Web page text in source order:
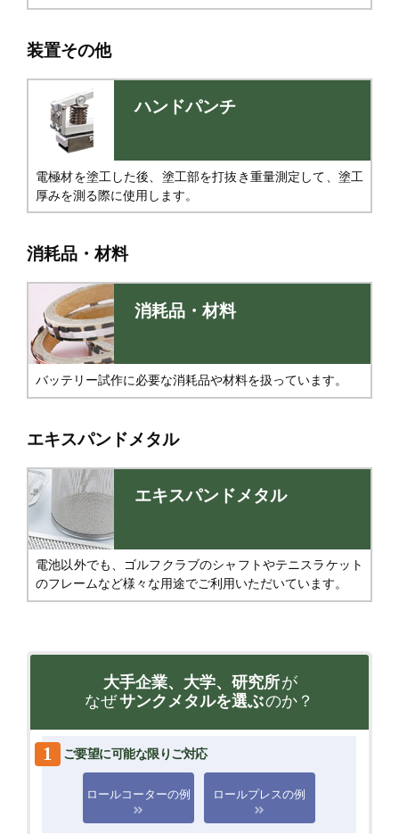
装置その他
ハンドパンチ
電極材を塗工した後、塗工部を打抜き重量測定して、塗工
厚みを測る際に使用します。
消耗品・材料
消耗品・材料
バッテリー試作に必要な消耗品や材料を扱っています。
エキスパンドメタル
エキスパンドメタル
電池以外でも、ゴルフクラブのシャフトやテニスラケット
のフレームなど様々な用途でご利用いただいています。
大手企業、大学、研究所が
なぜサンクメタルを選ぶのか？
1 ご要望に可能な限りご対応
ロールコーターの例 ロールプレスの例